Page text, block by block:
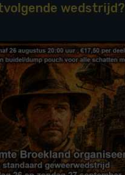
wedstrijd?